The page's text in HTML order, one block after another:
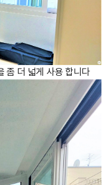
좀 더 넓게 사용 합니다